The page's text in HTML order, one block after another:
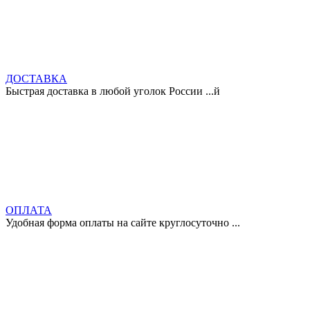
ДОСТАВКА
Быстрая доставка в любой уголок России ...й
ОПЛАТА
Удобная форма оплаты на сайте круглосуточно ...